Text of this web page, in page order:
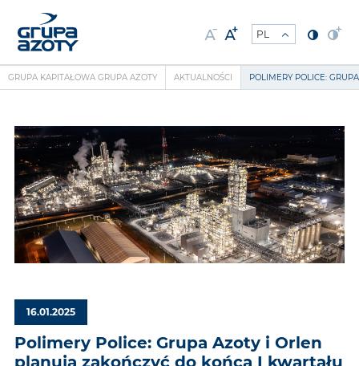
GRUPA KAPITAŁOWA GRUPA AZOTY AKTUALNOŚCI POLIMERY POLICE:
16.01.2025
Polimery Police: Grupa Azoty i Orlen
planują zakończyć do końca I kwartału